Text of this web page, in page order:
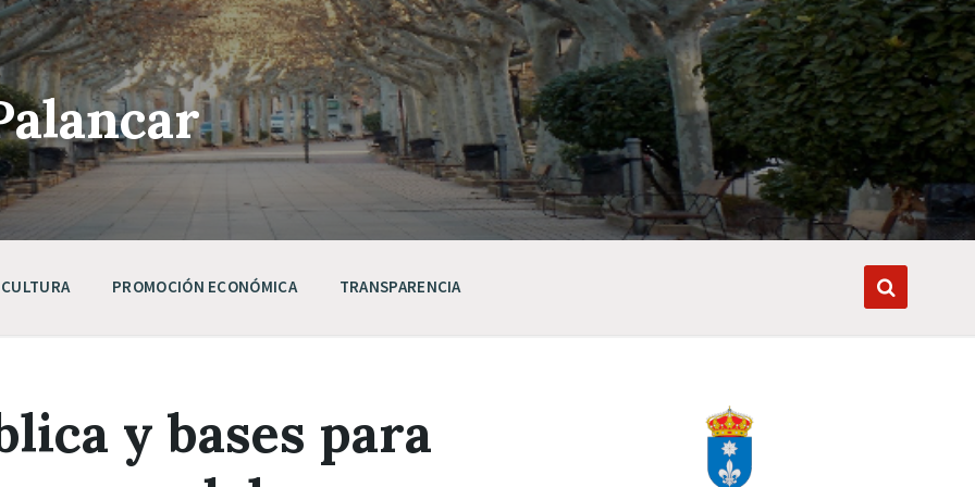
CULTURA PROMOCIÓN ECONÓMICA TRANSPARENCIA
y bases para